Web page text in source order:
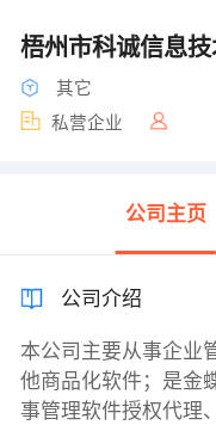
梧州市科诚信息
其它
私营企业
公司主页
公司介绍
本公司主要从事企业
他商品化软件；是金
事管理软件授权代理